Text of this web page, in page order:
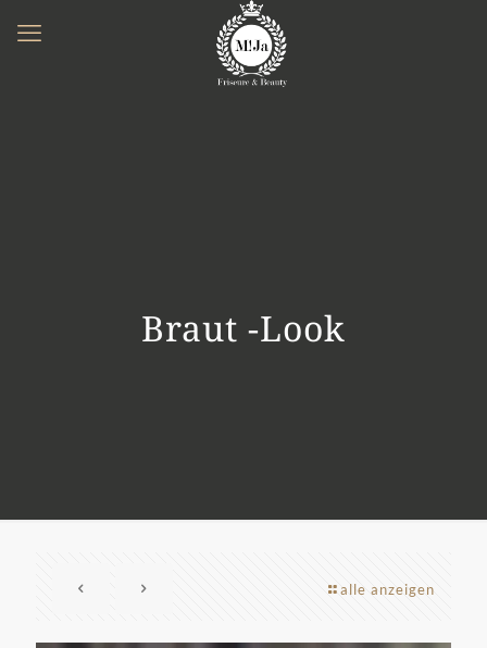
Braut -Look
alle anzeigen